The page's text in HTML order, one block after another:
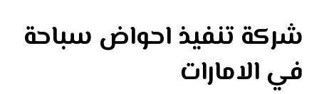
شركة تنفيذ احواض سباحة
في الامارات